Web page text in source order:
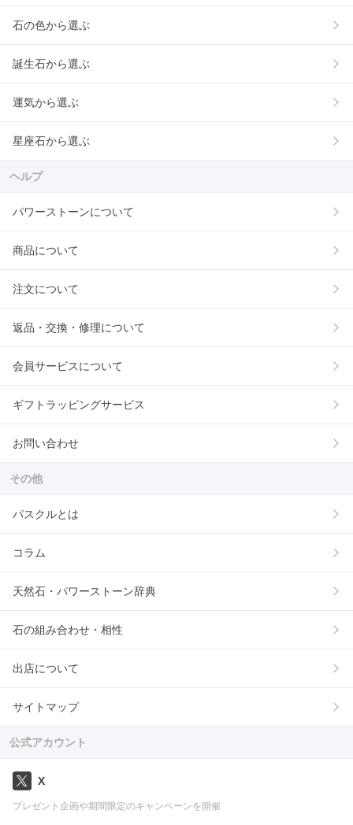
石の色から選ぶ
誕生石から選ぶ
運気から選ぶ
星座石から選ぶ
ヘルプ
パワーストーンについて
商品について
注文について
返品・交換・修理について
会員サービスについて
ギフトラッピングサービス
お問い合わせ
その他
パスクルとは
コラム
天然石・パワーストーン辞典
石の組み合わせ・相性
出店について
サイトマップ
公式アカウント
X
プレゼント企画や期間限定のキャンペーンを開催